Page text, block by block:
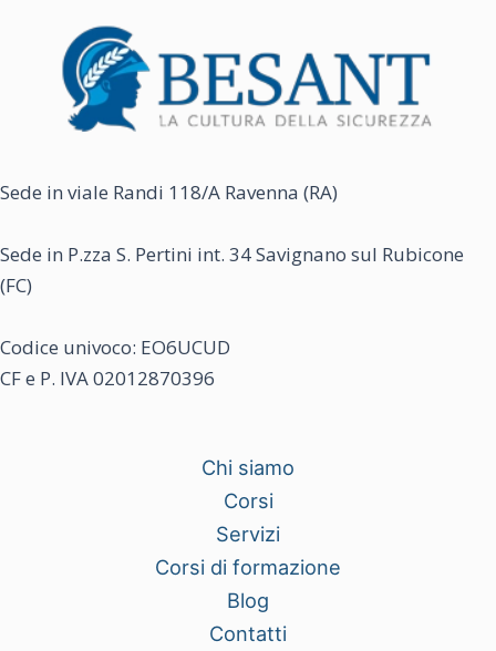
Sede in viale Randi 118/A Ravenna (RA)
Sede in P.zza S. Pertini int. 34 Savignano sul Rubicone
(FC)
Codice univoco: EO6UCUD
CF e P. IVA 02012870396
Chi siamo
Corsi
Servizi
Corsi di formazione
Blog
Contatti